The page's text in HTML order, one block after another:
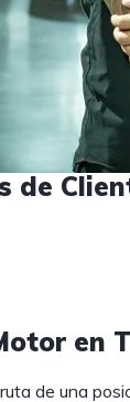
de
en
de una